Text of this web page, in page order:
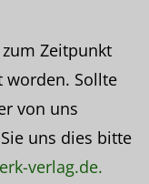
Zeitpunkt
worden. Sollte
von uns
uns dies bitte
verlag.de.